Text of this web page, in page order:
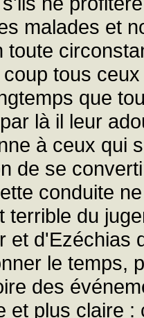
malades et
toute
tous
que
là il leur
à ceux qui
de se
conduite
terrible du
et d'Ezéchias
le temps,
des
et plus claire